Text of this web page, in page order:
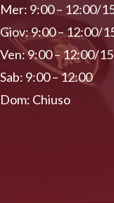
Mer: 9:00 – 12:00/
Giov: 9:00 – 12:00/
Ven: 9:00 – 12:00/
Sab: 9:00 – 12:00
Dom: Chiuso